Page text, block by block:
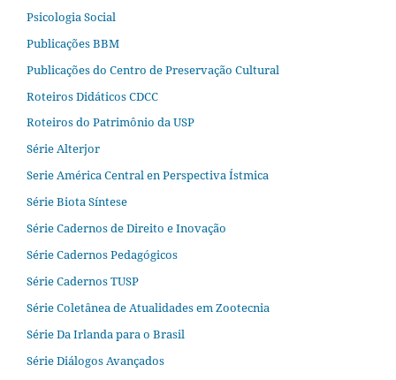
Psicologia Social
Publicações BBM
Publicações do Centro de Preservação Cultural
Roteiros Didáticos CDCC
Roteiros do Patrimônio da USP
Série Alterjor
Serie América Central en Perspectiva Ístmica
Série Biota Síntese
Série Cadernos de Direito e Inovação
Série Cadernos Pedagógicos
Série Cadernos TUSP
Série Coletânea de Atualidades em Zootecnia
Série Da Irlanda para o Brasil
Série Diálogos Avançados